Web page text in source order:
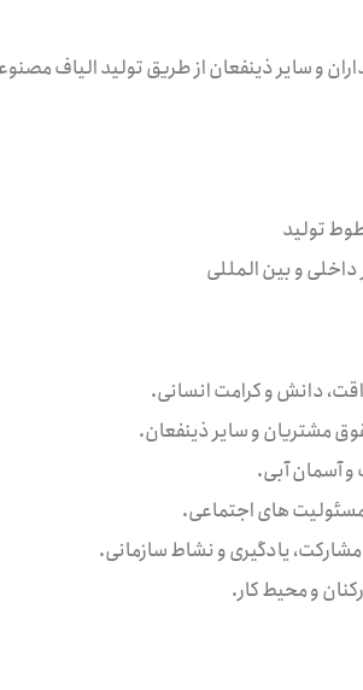
و سایر ذینفعان از طریق تولید الیاف
تولید
داخلی و بین المللی
دانش و کرامت انسانی.
مشتریان و سایر ذینفعان.
و آسمان آبی.
های اجتماعی.
یادگیری و نشاط سازمانی.
و محیط کار.